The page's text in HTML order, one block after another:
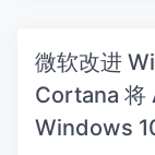
微软改进
Cortana 将
Windows